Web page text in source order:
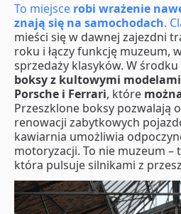
To miejsce robi wrażenie
znają się na samochodach.
mieści się w dawnej zajezdni
roku i łączy funkcję muzeum,
sprzedaży klasyków. W środku
boksy z kultowymi modelami
Porsche i Ferrari, które
Przeszklone boksy pozwalają
renowacji zabytkowych
kawiarnia umożliwia
motoryzacji. To nie muzeum –
która pulsuje silnikami z